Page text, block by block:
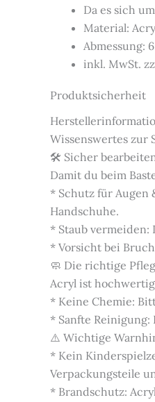
Da es sich
Material:
Abmessung:
inkl. MwSt.
Produktsicherheit
Wissenswertes zur
🛠️ Sicher
Damit du beim
* Schutz für Augen
Handschuhe.
* Staub vermeiden:
* Vorsicht bei
🧼 Die richtige
Acryl ist
* Keine Chemie:
* Sanfte Reinigung:
⚠️ Wichtige
* Kein
Verpackungsteile
* Brandschutz: